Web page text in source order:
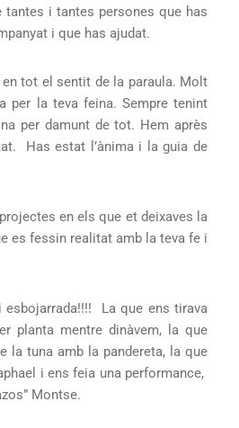
tantes i tantes persones que has
i que has ajudat.
tot el sentit de la paraula. Molt
per la teva feina. Sempre tenint
per damunt de tot. Hem après
Has estat l’ànima i la guia de
en els que et deixaves la
es fessin realitat amb la teva fe i
esbojarrada!!!! La que ens tirava
planta mentre dinàvem, la que
la tuna amb la pandereta, la que
i ens feia una performance,
Montse.